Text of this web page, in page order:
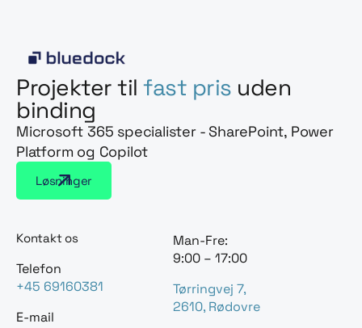
Projekter til fast pris uden
binding
Microsoft 365 specialister - SharePoint, Power
Platform og Copilot
Løsninger
Kontakt os
Telefon
+45 69160381
E-mail
Man-Fre:
9:00 – 17:00
Tørringvej 7,
2610, Rødovre